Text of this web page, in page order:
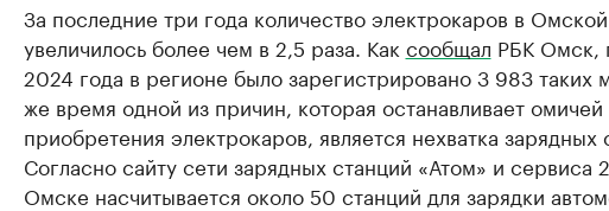
За последние три года количество электрокаров в
увеличилось более чем в 2,5 раза. Как сообщал РБК Омск,
2024 года в регионе было зарегистрировано 3 983 таких
же время одной из причин, которая останавливает омичей
приобретения электрокаров, является нехватка зарядных
Согласно сайту сети зарядных станций «Атом» и сервиса
Омске насчитывается около 50 станций для зарядки